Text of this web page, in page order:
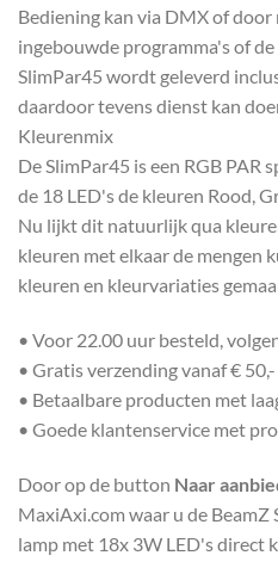
Bediening kan via DMX of door
ingebouwde programma's of
SlimPar45 wordt geleverd
daardoor tevens dienst kan
Kleurenmix
De SlimPar45 is een RGB PAR
de 18 LED's de kleuren Rood,
Nu lijkt dit natuurlijk qua
kleuren met elkaar de mengen
kleuren en kleurvariaties
• Voor 22.00 uur besteld,
• Gratis verzending vanaf € 50,-
• Betaalbare producten met
• Goede klantenservice met
Door op de button Naar
MaxiAxi.com waar u de BeamZ
lamp met 18x 3W LED's direct